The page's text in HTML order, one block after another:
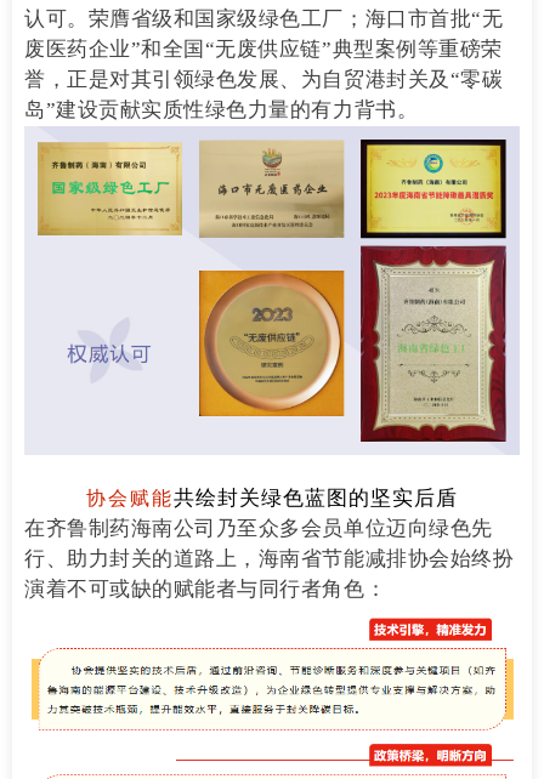
认可。荣膺省级和国家级绿色工厂；海口市首批“无
废医药企业”和全国“无废供应链”典型案例等重磅荣
誉，正是对其引领绿色发展、为自贸港封关及“零碳
岛”建设贡献实质性绿色力量的有力背书。
协会赋能共绘封关绿色蓝图的坚实后盾
在齐鲁制药海南公司乃至众多会员单位迈向绿色先
行、助力封关的道路上，海南省节能减排协会始终扮
演着不可或缺的赋能者与同行者角色：